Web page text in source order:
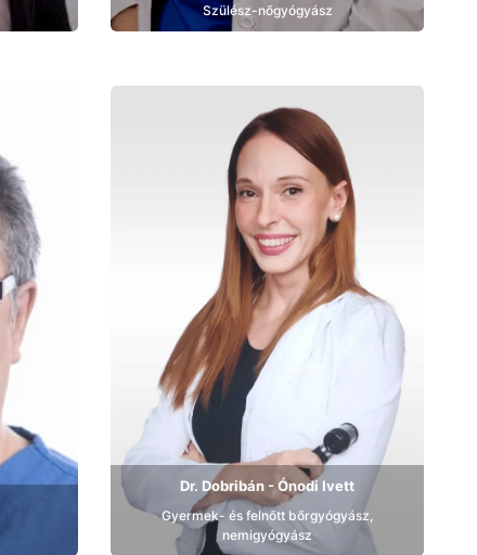
Szülész-nőgyógyász
Dr. Dobribán - Ónodi Ivett
Gyermek- és felnőtt bőrgyógyász,
nemigyógyász